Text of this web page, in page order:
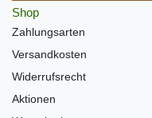
Shop
Zahlungsarten
Versandkosten
Widerrufsrecht
Aktionen